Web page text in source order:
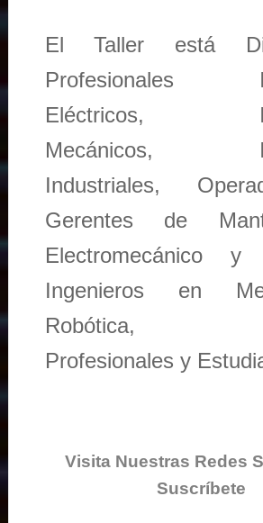
El Taller está
Profesionales
Eléctricos,
Mecánicos,
Industriales,
Gerentes de
Electromecánico y
Ingenieros en
Robótica,
Profesionales y
Visita Nuestras Redes
Suscríbete